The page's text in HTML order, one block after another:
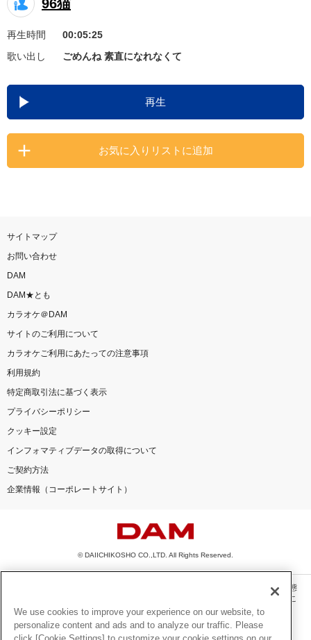
キャンペーン
お知らせ よくあるご質問
DAMの新曲・ランキングなど
カラオケ最新情報をチェック！
96猫
再生時間
00:05:25
歌い出し
ごめんね 素直になれなくて
再生
お気に入りリストに追加
サイトマップ
お問い合わせ
DAM
DAM★とも
カラオケ＠DAM
サイトのご利用について
カラオケご利用にあたっての注意事項
利用規約
特定商取引法に基づく表示
プライバシーポリシー
クッキー設定
インフォマティブデータの取得について
ご契約方法
企業情報（コーポレートサイト）
© DAIICHIKOSHO CO.,LTD. All Rights Reserved.
このサイトに掲載されている一切の文章・画像・写真・動画・音声等を、手段や形態
を問わず、著作権法の定める範囲を超えて無断で複製、転載、ファイル化などするこ
とを禁じます。
楽曲及びコンテンツは、機種によりご利用いただけない場合があります。
We use cookies to improve your experience on our website, to
personalize content and ads and to analyze our traffic. Please